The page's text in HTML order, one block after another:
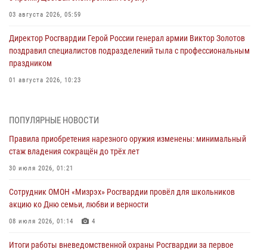
03 августа 2026, 05:59
Директор Росгвардии Герой России генерал армии Виктор Золотов
поздравил специалистов подразделений тыла с профессиональным
праздником
01 августа 2026, 10:23
Российской Федерации
В Росгвардии вспоминают российских воинов, погибших в Первой
мировой войне 1914-1918 годов
Внесены изменения в правила проведения контрольного отстрела
гражданского оружия
ПОПУЛЯРНЫЕ НОВОСТИ
Правила приобретения нарезного оружия изменены: минимальный
стаж владения сокращён до трёх лет
30 июля 2026, 01:21
Сотрудник ОМОН «Мизрэх» Росгвардии провёл для школьников
акцию ко Дню семьи, любви и верности
08 июля 2026, 01:14 4
Итоги работы вневедомственной охраны Росгвардии за первое